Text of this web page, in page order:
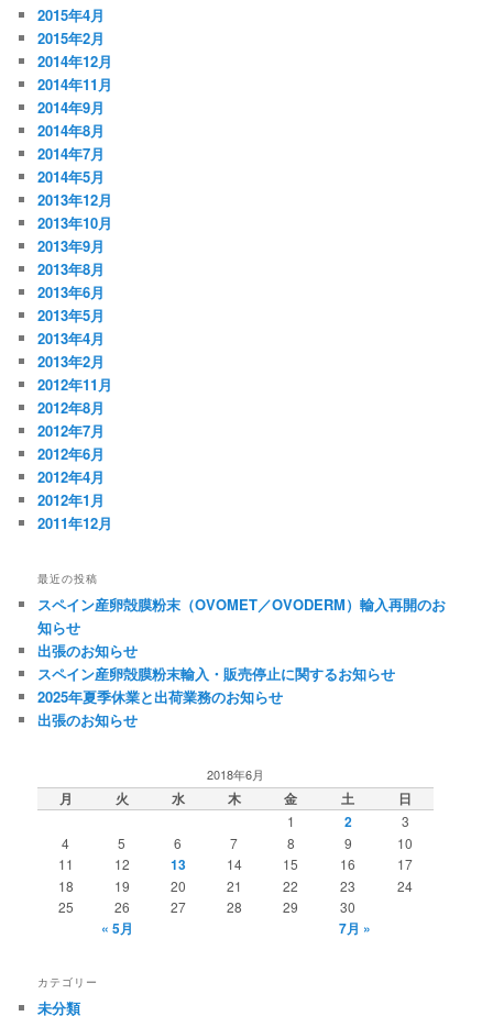
2015年4月
2015年2月
2014年12月
2014年11月
2014年9月
2014年8月
2014年7月
2014年5月
2013年12月
2013年10月
2013年9月
2013年8月
2013年6月
2013年5月
2013年4月
2013年2月
2012年11月
2012年8月
2012年7月
2012年6月
2012年4月
2012年1月
2011年12月
最近の投稿
スペイン産卵殻膜粉末（OVOMET／OVODERM）輸入再開のお
知らせ
出張のお知らせ
スペイン産卵殻膜粉末輸入・販売停止に関するお知らせ
2025年夏季休業と出荷業務のお知らせ
出張のお知らせ
2018年6月
月 火 水 木 金 土 日
1 2
3
4
5 6 7 8 9
10
11
12 13 14 15 16
17
18
19 20 21 22 23
24
25
26 27 28 29 30
« 5月 7月 »
カテゴリー
未分類